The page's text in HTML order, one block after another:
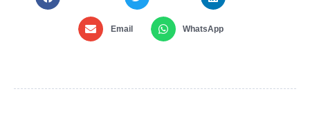
Email WhatsApp